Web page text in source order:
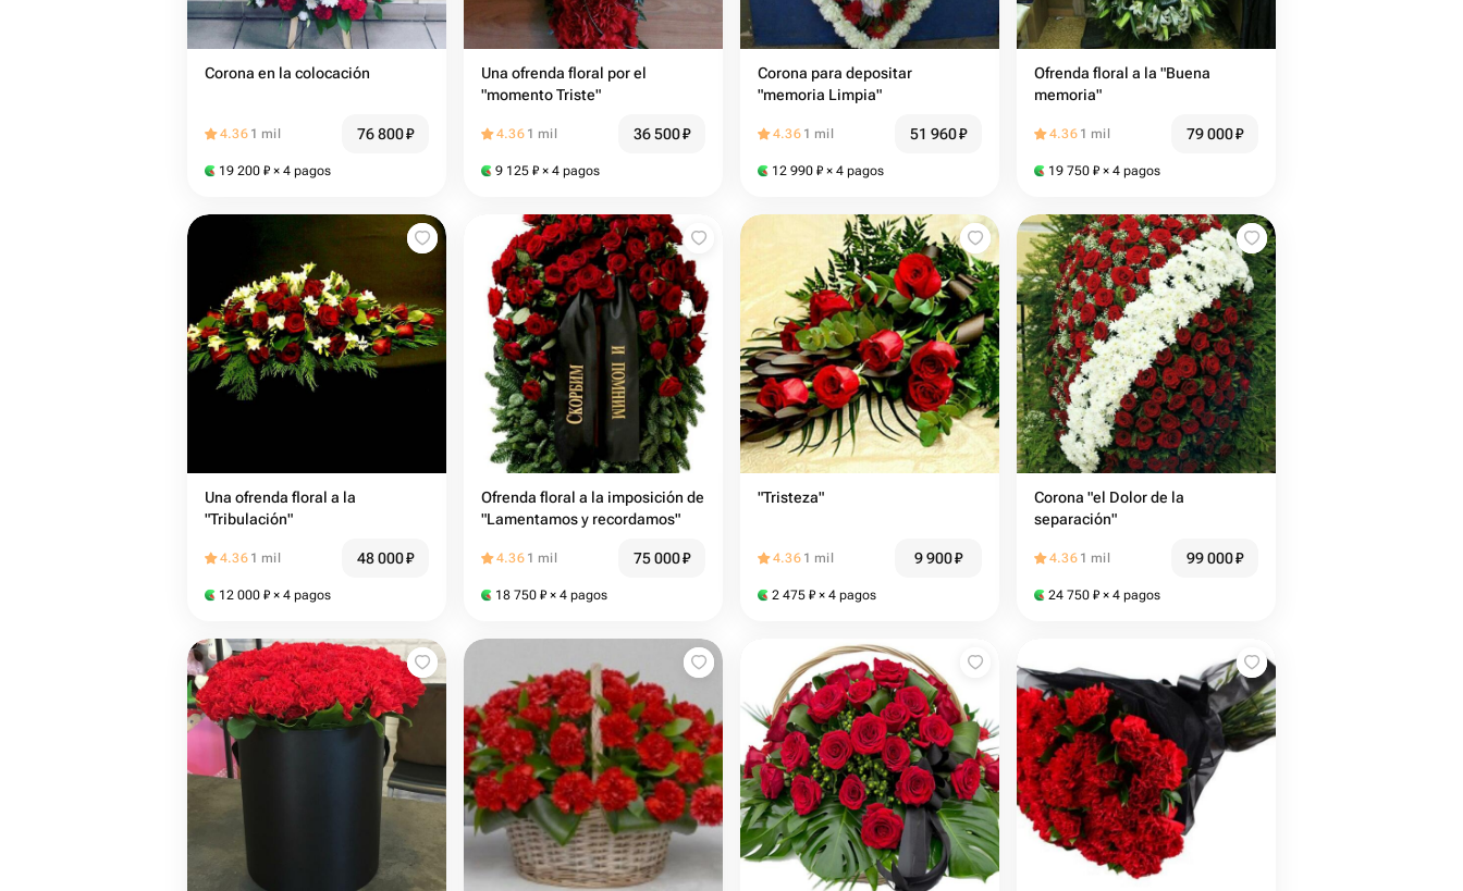
Corona en la colocación
4.36 1 mil 76 800₽
19 200 ₽ × 4 pagos
Una ofrenda floral por el
"momento Triste"
4.36 1 mil 36 500₽
9 125 ₽ × 4 pagos
Corona para depositar
"memoria Limpia"
4.36 1 mil 51 960₽
12 990 ₽ × 4 pagos
Ofrenda floral a la "Buena
memoria"
4.36 1 mil 79 000₽
19 750 ₽ × 4 pagos
Una ofrenda floral a la
"Tribulación"
4.36 1 mil 48 000₽
12 000 ₽ × 4 pagos
Ofrenda floral a la imposición de
"Lamentamos y recordamos"
4.36 1 mil 75 000₽
18 750 ₽ × 4 pagos
"Tristeza"
4.36 1 mil 9 900₽
2 475 ₽ × 4 pagos
Corona "el Dolor de la
separación"
4.36 1 mil 99 000₽
24 750 ₽ × 4 pagos